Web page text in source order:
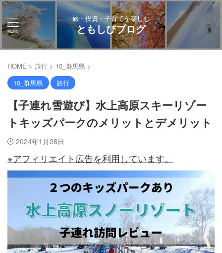
旅・投資・子育てを楽しむ
ともしびブログ
HOME > 旅行 > 10_群馬県 >
10_群馬県
旅行
【子連れ雪遊び】水上高原スキーリゾー
トキッズパークのメリットとデメリット
2024年1月28日
※アフィリエイト広告を利用しています。